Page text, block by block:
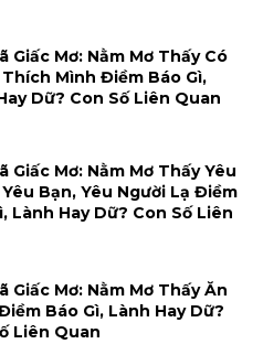
Giấc Mơ: Nằm Mơ Thấy Có
Mình Điềm Báo Gì,
Dữ? Con Số Liên Quan
Giấc Mơ: Nằm Mơ Thấy Yêu
Bạn, Yêu Người Lạ Điềm
Lành Hay Dữ? Con Số Liên
Giấc Mơ: Nằm Mơ Thấy Ăn
Báo Gì, Lành Hay Dữ?
Liên Quan